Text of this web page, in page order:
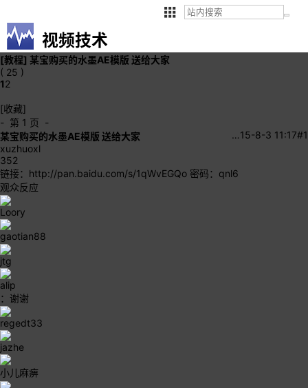
视频技术
[教程] 某宝购买的水墨AE模版 送给大家
( 25 )
12
[收藏]
- 第 1 页 -
#1
15-8-3 11:17
…
某宝购买的水墨AE模版 送给大家
xuzhuoxl
352
链接： http://pan.baidu.com/s/1qWvEGQo 密码：qnl6
观众反应
Loory
gaotian88
jtg
alip
：谢谢
regedt33
jazhe
小儿麻痹